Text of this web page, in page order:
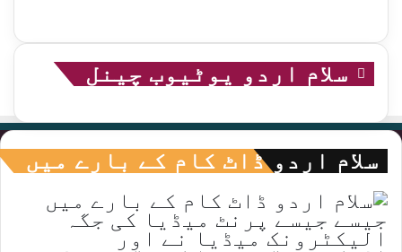
سلام اردو یوٹیوب چینل
سلام اردو ڈاٹ کام کے بارے میں
جیسے جیسے پرنٹ میڈیا کی جگہ
الیکٹرونک میڈیا نے اور